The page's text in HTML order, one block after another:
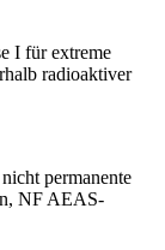
I für extreme
radioaktiver
permanente
NF AEAS-